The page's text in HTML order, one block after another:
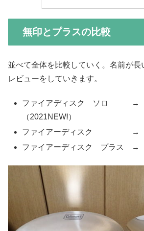
無印とプラスの比較
並べて全体を比較していく。名前が
レビューをしていきます。
ファイアディスク ソロ →
（2021NEW!）
ファイアーディスク →
ファイアーディスク プラス →